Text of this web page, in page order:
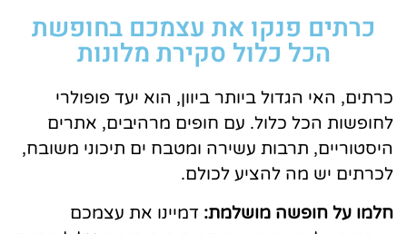
כרתים פנקו את עצמכם בחופשת
הכל כלול סקירת מלונות
כרתים, האי הגדול ביותר ביוון, הוא יעד פופולרי
לחופשות הכל כלול. עם חופים מרהיבים, אתרים
היסטוריים, תרבות עשירה ומטבח ים תיכוני משובח,
לכרתים יש מה להציע לכולם.
חלמו על חופשה מושלמת: דמיינו את עצמכם